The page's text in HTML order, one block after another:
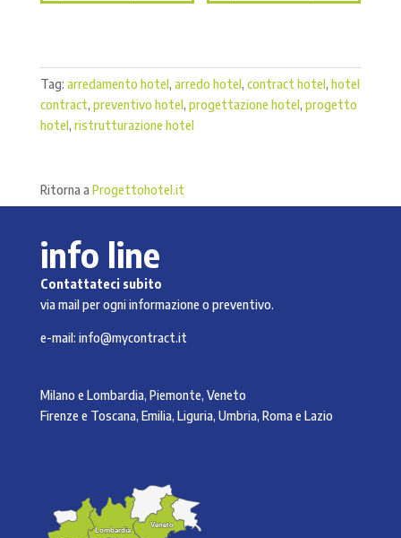
99,00 €
a
248,00 €
585,00 €
a
Tag: arredamento hotel, arredo hotel, contract hotel, hotel
contract, preventivo hotel, progettazione hotel, progetto
hotel, ristrutturazione hotel
Ritorna a Progettohotel.it
info line
Contattateci subito
via mail per ogni informazione o preventivo.
e-mail: info@mycontract.it
Milano e Lombardia, Piemonte, Veneto
Firenze e Toscana, Emilia, Liguria, Umbria, Roma e Lazio
Lombardia
Lombardia
Veneto
Veneto